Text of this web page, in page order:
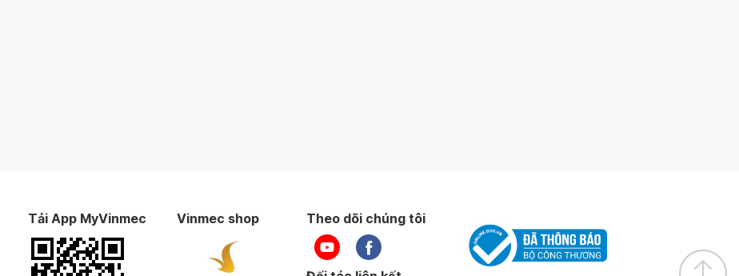
Tải App MyVinmec Vinmec shop Theo dõi chúng tôi